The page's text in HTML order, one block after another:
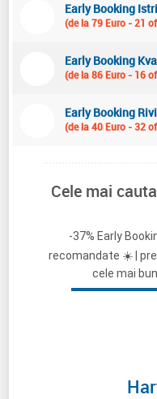
Early Booking
(de la 79 Euro - 21
Early Booking
(de la 86 Euro - 16
Early Booking
(de la 40 Euro - 32
Cele mai
-37% Early
recomandate ☀️ |
cele mai